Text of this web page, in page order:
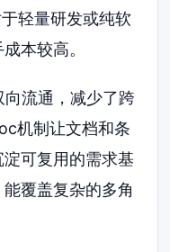
轻量研发或纯软
本较高。
流通，减少了跨
机制让文档和条
可复用的需求基
覆盖复杂的多角